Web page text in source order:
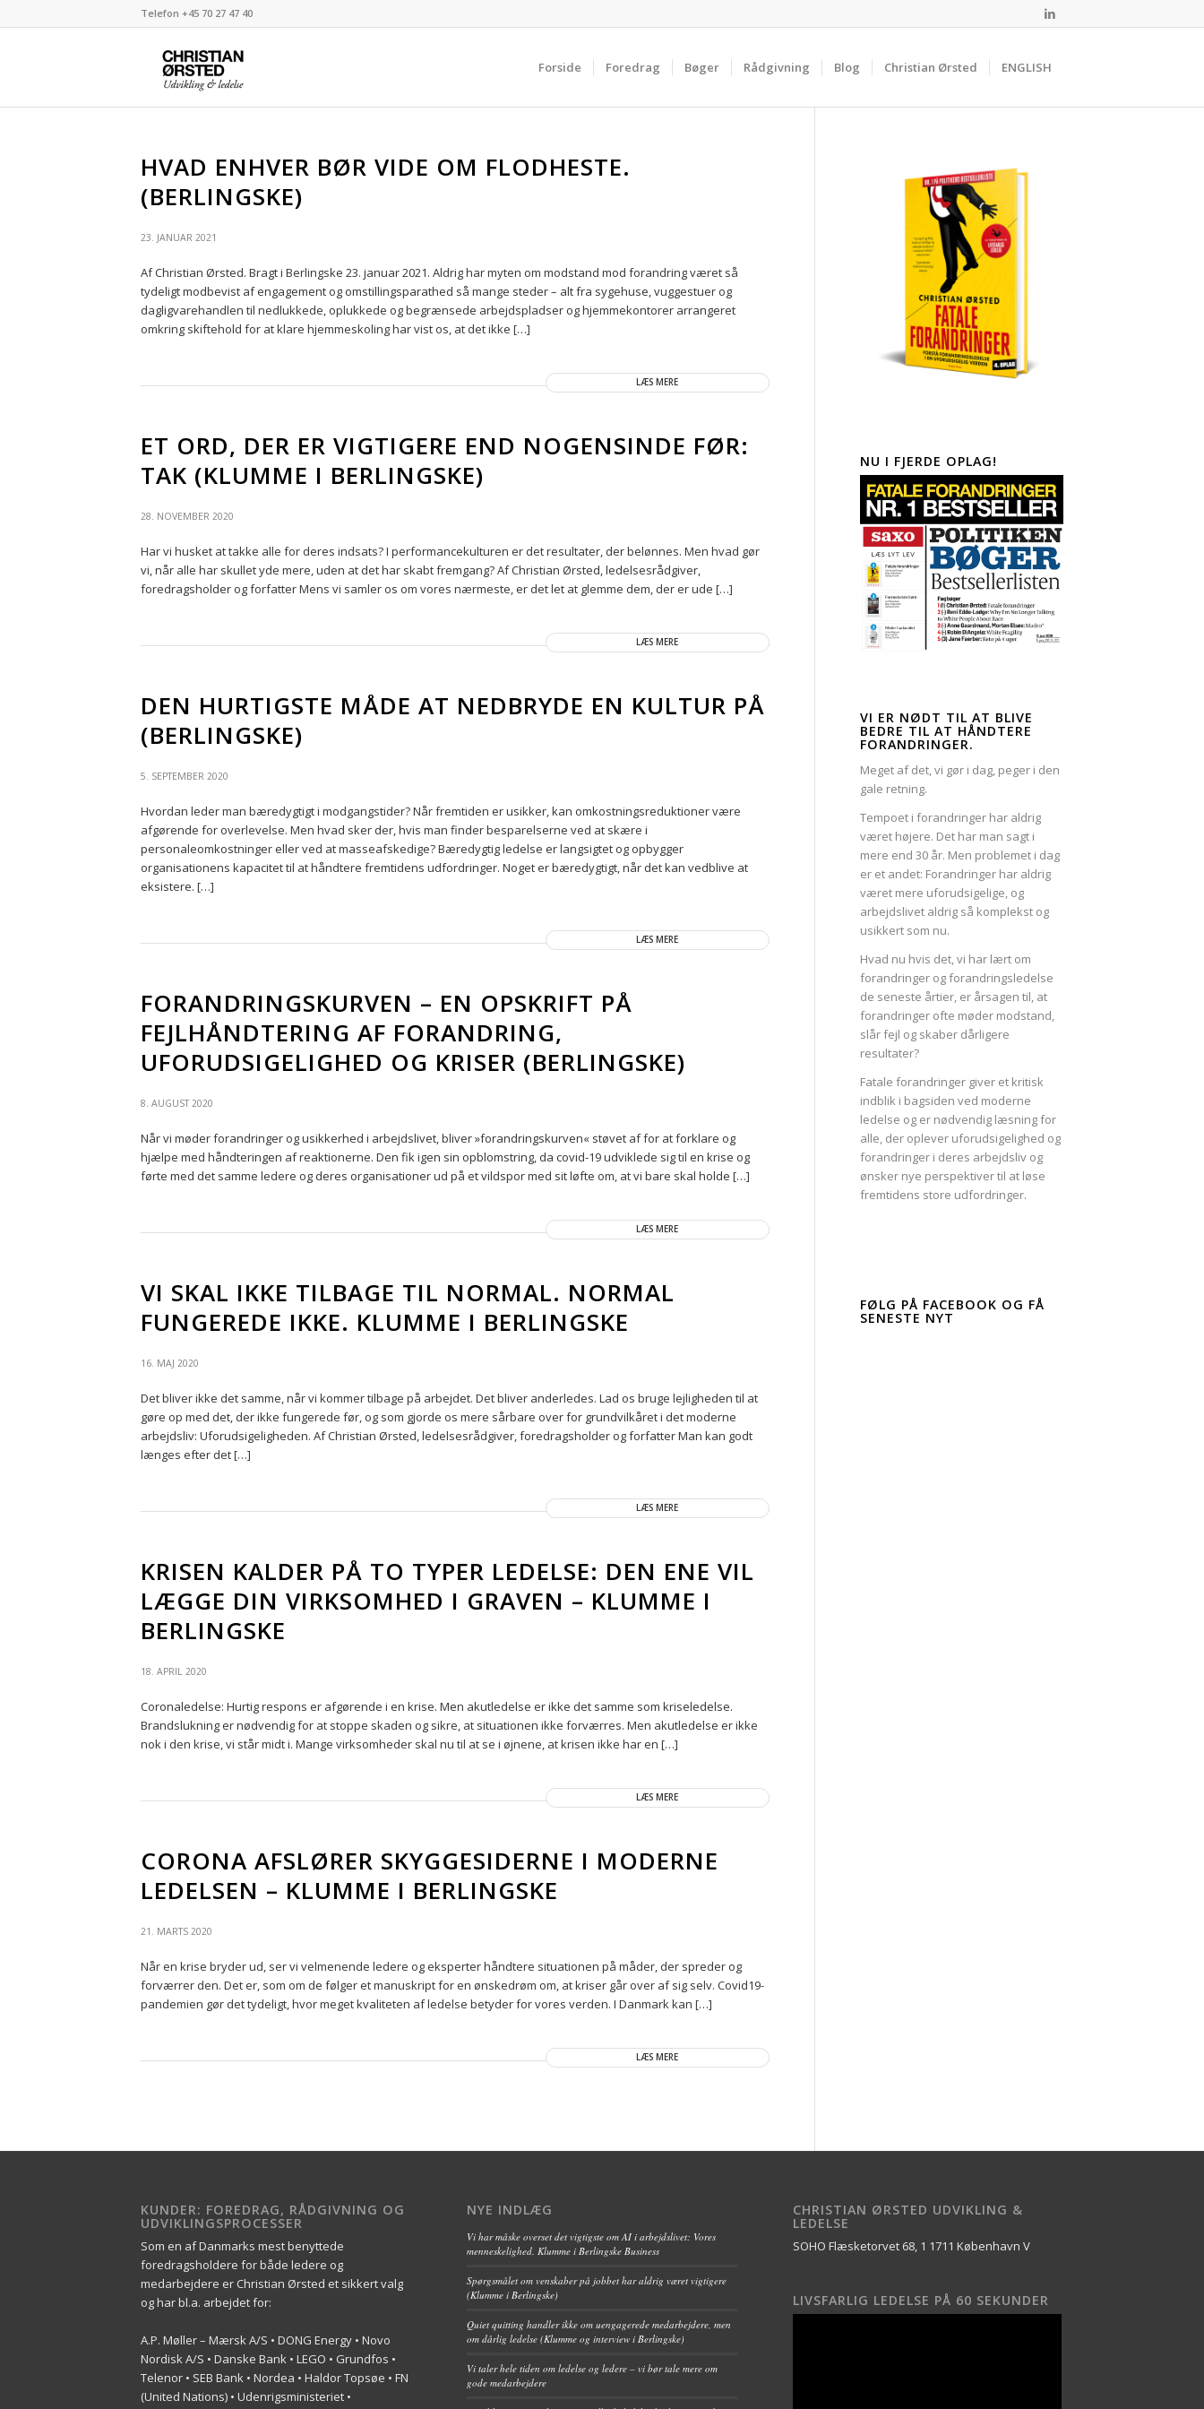
Telefon +45 70 27 47 40
Forside Foredrag Bøger Rådgivning Blog Christian Ørsted ENGLISH
HVAD ENHVER BØR VIDE OM FLODHESTE.
(BERLINGSKE)
23. JANUAR 2021
Af Christian Ørsted. Bragt i Berlingske 23. januar 2021. Aldrig har myten om modstand mod forandring været så
tydeligt modbevist af engagement og omstillingsparathed så mange steder – alt fra sygehuse, vuggestuer og
dagligvarehandlen til nedlukkede, oplukkede og begrænsede arbejdspladser og hjemmekontorer arrangeret
omkring skiftehold for at klare hjemmeskoling har vist os, at det ikke […]
LÆS MERE
ET ORD, DER ER VIGTIGERE END NOGENSINDE FØR:
TAK (KLUMME I BERLINGSKE)
28. NOVEMBER 2020
Har vi husket at takke alle for deres indsats? I performancekulturen er det resultater, der belønnes. Men hvad gør
vi, når alle har skullet yde mere, uden at det har skabt fremgang? Af Christian Ørsted, ledelsesrådgiver,
foredragsholder og forfatter Mens vi samler os om vores nærmeste, er det let at glemme dem, der er ude […]
LÆS MERE
DEN HURTIGSTE MÅDE AT NEDBRYDE EN KULTUR PÅ
(BERLINGSKE)
5. SEPTEMBER 2020
Hvordan leder man bæredygtigt i modgangstider? Når fremtiden er usikker, kan omkostningsreduktioner være
afgørende for overlevelse. Men hvad sker der, hvis man finder besparelserne ved at skære i
personaleomkostninger eller ved at masseafskedige? Bæredygtig ledelse er langsigtet og opbygger
organisationens kapacitet til at håndtere fremtidens udfordringer. Noget er bæredygtigt, når det kan vedblive at
eksistere. […]
LÆS MERE
FORANDRINGSKURVEN – EN OPSKRIFT PÅ
FEJLHÅNDTERING AF FORANDRING,
UFORUDSIGELIGHED OG KRISER (BERLINGSKE)
8. AUGUST 2020
Når vi møder forandringer og usikkerhed i arbejdslivet, bliver »forandringskurven« støvet af for at forklare og
hjælpe med håndteringen af reaktionerne. Den fik igen sin opblomstring, da covid-19 udviklede sig til en krise og
førte med det samme ledere og deres organisationer ud på et vildspor med sit løfte om, at vi bare skal holde […]
LÆS MERE
VI SKAL IKKE TILBAGE TIL NORMAL. NORMAL
FUNGEREDE IKKE. KLUMME I BERLINGSKE
16. MAJ 2020
Det bliver ikke det samme, når vi kommer tilbage på arbejdet. Det bliver anderledes. Lad os bruge lejligheden til at
gøre op med det, der ikke fungerede før, og som gjorde os mere sårbare over for grundvilkåret i det moderne
arbejdsliv: Uforudsigeligheden. Af Christian Ørsted, ledelsesrådgiver, foredragsholder og forfatter Man kan godt
længes efter det […]
LÆS MERE
KRISEN KALDER PÅ TO TYPER LEDELSE: DEN ENE VIL
LÆGGE DIN VIRKSOMHED I GRAVEN – KLUMME I
BERLINGSKE
18. APRIL 2020
Coronaledelse: Hurtig respons er afgørende i en krise. Men akutledelse er ikke det samme som kriseledelse.
Brandslukning er nødvendig for at stoppe skaden og sikre, at situationen ikke forværres. Men akutledelse er ikke
nok i den krise, vi står midt i. Mange virksomheder skal nu til at se i øjnene, at krisen ikke har en […]
LÆS MERE
CORONA AFSLØRER SKYGGESIDERNE I MODERNE
LEDELSEN – KLUMME I BERLINGSKE
21. MARTS 2020
Når en krise bryder ud, ser vi velmenende ledere og eksperter håndtere situationen på måder, der spreder og
forværrer den. Det er, som om de følger et manuskript for en ønskedrøm om, at kriser går over af sig selv. Covid19-
pandemien gør det tydeligt, hvor meget kvaliteten af ledelse betyder for vores verden. I Danmark kan […]
LÆS MERE
NU I FJERDE OPLAG!
VI ER NØDT TIL AT BLIVE
BEDRE TIL AT HÅNDTERE
FORANDRINGER.
Meget af det, vi gør i dag, peger i den
gale retning.
Tempoet i forandringer har aldrig
været højere. Det har man sagt i
mere end 30 år. Men problemet i dag
er et andet: Foran­dringer har aldrig
været mere uforudsigelige, og
arbejdslivet aldrig så komplekst og
usikkert som nu.
Hvad nu hvis det, vi har lært om
forandringer og forandringsle­delse
de seneste årtier, er årsagen til, at
forandringer ofte møder modstand,
slår fejl og skaber dårligere
resultater?
Fatale forandringer giver et kritisk
indblik i bagsiden ved mo­derne
ledelse og er nødvendig læsning for
alle, der oplever ufor­udsigelighed og
forandringer i deres arbejdsliv og
ønsker nye perspektiver til at løse
fremtidens store udfordringer.
FØLG PÅ FACEBOOK OG FÅ
SENESTE NYT
KUNDER: FOREDRAG, RÅDGIVNING OG
UDVIKLINGSPROCESSER
Som en af Danmarks mest benyttede
foredragsholdere for både ledere og
medarbejdere er Christian Ørsted et sikkert valg
og har bl.a. arbejdet for:
A.P. Møller – Mærsk A/S • DONG Energy • Novo
Nordisk A/S • Danske Bank • LEGO • Grundfos •
Telenor • SEB Bank • Nordea • Haldor Topsøe • FN
(United Nations) • Udenrigsministeriet •
NYE INDLÆG
Vi har måske overset det vigtigste om AI i arbejdslivet: Vores
menneskelighed. Klumme i Berlingske Business
Spørgsmålet om venskaber på jobbet har aldrig været vigtigere
(Klumme i Berlingske)
Quiet quitting handler ikke om uengagerede medarbejdere, men
om dårlig ledelse (Klumme og interview i Berlingske)
Vi taler hele tiden om ledelse og ledere – vi bør tale mere om
gode medarbejdere
CHRISTIAN ØRSTED UDVIKLING &
LEDELSE
SOHO Flæsketorvet 68, 1 1711 København V
LIVSFARLIG LEDELSE PÅ 60 SEKUNDER